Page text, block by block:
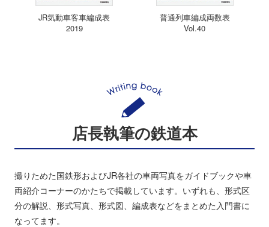
JR気動車客車編成表
2019
普通列車編成両数表
Vol.40
店長執筆の鉄道本
撮りためた国鉄形およびJR各社の車両写真をガイドブックや車
両紹介コーナーのかたちで掲載しています。いずれも、形式区
分の解説、形式写真、形式図、編成表などをまとめた入門書に
なってます。